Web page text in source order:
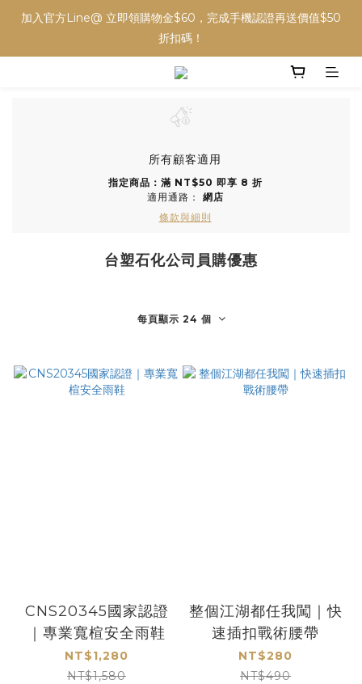
加入官方Line@ 立即領購物金$60，完成手機認證再送價值$50
折扣碼！
所有顧客適用
指定商品：滿 NT$50 即享 8 折
適用通路： 網店
條款與細則
台塑石化公司員購優惠
每頁顯示 24 個
CNS20345國家認證
｜專業寬楦安全雨鞋
NT$1,280
NT$1,580
整個江湖都任我闖｜快
速插扣戰術腰帶
NT$280
NT$490